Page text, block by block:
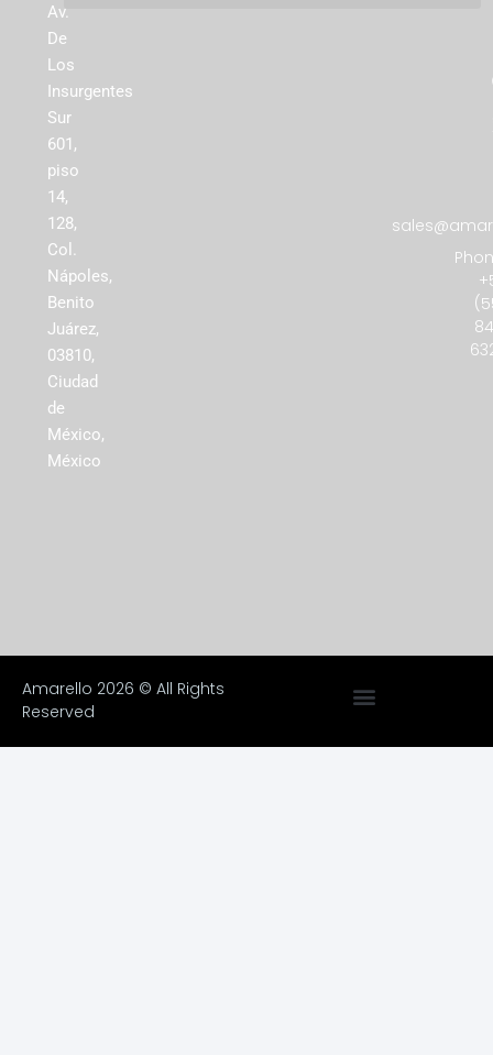
Av.
De
Los
Insurgentes
Sur
601,
piso
14,
128,
Col.
Nápoles,
Benito
Juárez,
03810,
Ciudad
de
México,
México
Amarello 2026 © All Rights
Reserved